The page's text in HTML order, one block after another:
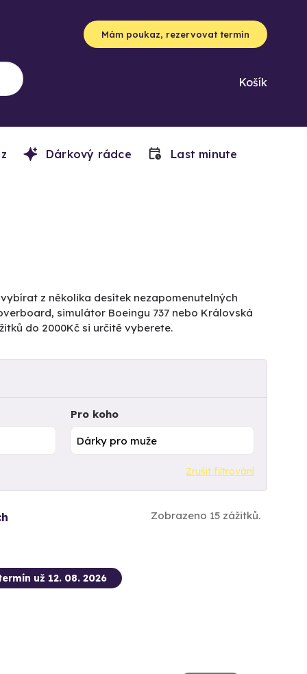
Mám poukaz, rezervovat termín
Košík
Dárkový rádce Last minute
z několika desítek nezapomenutelných
simulátor Boeingu 737 nebo Královská
do 2000Kč si určitě vyberete.
Pro koho
Zrušit filtrování
Zobrazeno 15 zážitků.
už 12. 08. 2026